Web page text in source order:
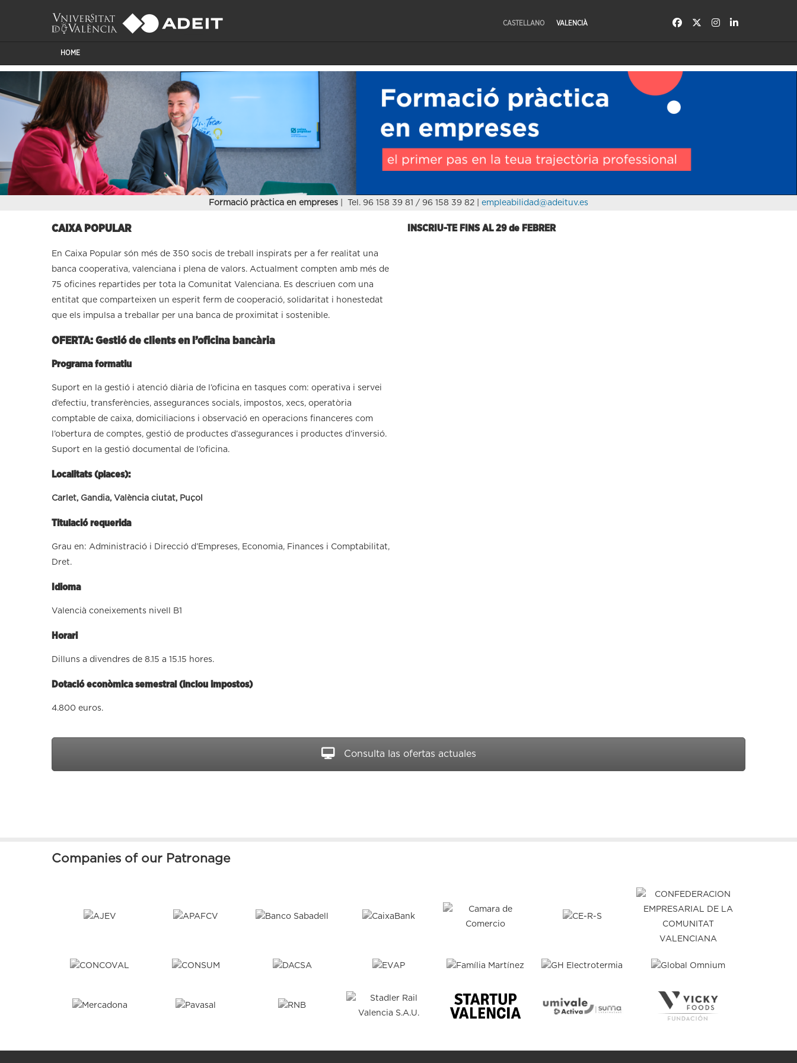
CASTELLANO VALENCIÀ
HOME
Formació pràctica en empreses | Tel. 96 158 39 81 / 96 158 39 82 | empleabilidad@adeituv.es
CAIXA POPULAR
En Caixa Popular són més de 350 socis de treball inspirats per a fer realitat una
banca cooperativa, valenciana i plena de valors. Actualment compten amb més de
75 oficines repartides per tota la Comunitat Valenciana. Es descriuen com una
entitat que comparteixen un esperit ferm de cooperació, solidaritat i honestedat
que els impulsa a treballar per una banca de proximitat i sostenible.
OFERTA: Gestió de clients en l’oficina bancària
Programa formatiu
Suport en la gestió i atenció diària de l’oficina en tasques com: operativa i servei
d’efectiu, transferències, assegurances socials, impostos, xecs, operatòria
comptable de caixa, domiciliacions i observació en operacions financeres com
l’obertura de comptes, gestió de productes d’assegurances i productes d’inversió.
Suport en la gestió documental de l’oficina.
Localitats (places):
Carlet, Gandia, València ciutat, Puçol
Titulació requerida
Grau en: Administració i Direcció d’Empreses, Economia, Finances i Comptabilitat,
Dret.
Idioma
Valencià coneixements nivell B1
Horari
Dilluns a divendres de 8.15 a 15.15 hores.
Dotació econòmica semestral (inclou impostos)
4.800 euros.
INSCRIU-TE FINS AL 29 de FEBRER
Consulta las ofertas actuales
Companies of our Patronage